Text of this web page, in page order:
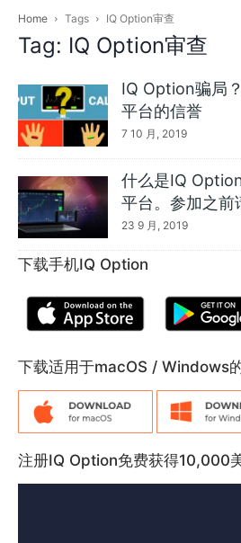
Home Tags IQ Option审查
Tag: IQ Option审查
IQ Option骗局
平台的信誉
7 10 月, 2019
什么是IQ
平台。参加之前
23 9 月, 2019
下载手机IQ Option
下载适用于macOS / Windows
注册IQ Option免费获得10,000